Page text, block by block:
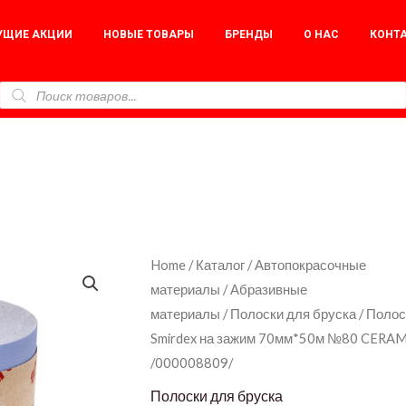
АКЦИИ НОВЫЕ ТОВАРЫ БРЕНДЫ О НАС
Home /Каталог /Автопокрасочные
материалы /Абразивные
материалы /Полоски для бруска /
Smirdex на зажим 70мм*50м №80
/000008809/
Полоски для бруска
Полоски
в
рулоне
Smirdex
на
зажим